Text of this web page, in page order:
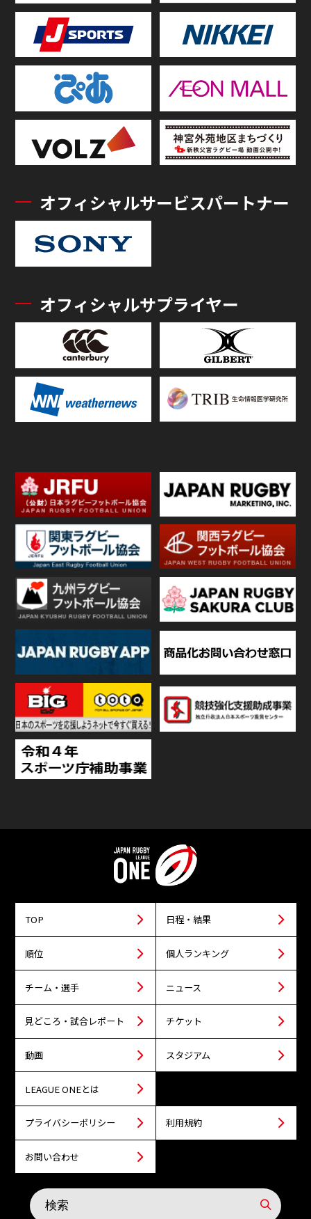
オフィシャルサービスパートナー
オフィシャルサプライヤー
TOP 日程・結果
順位 個人ランキング
チーム・選手 ニュース
見どころ・試合レポート チケット
動画 スタジアム
LEAGUE ONEとは
プライバシーポリシー 利用規約
お問い合わせ